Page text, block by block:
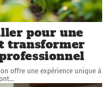
pour une
transformer
offre une expérience unique à
…